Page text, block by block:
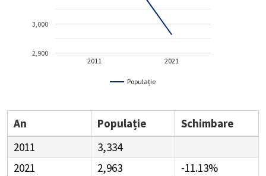
Populație
2011 2021
2,900
3,000
An Populație
Schimbare
2011
3,334
2021
2,963 -11.13%